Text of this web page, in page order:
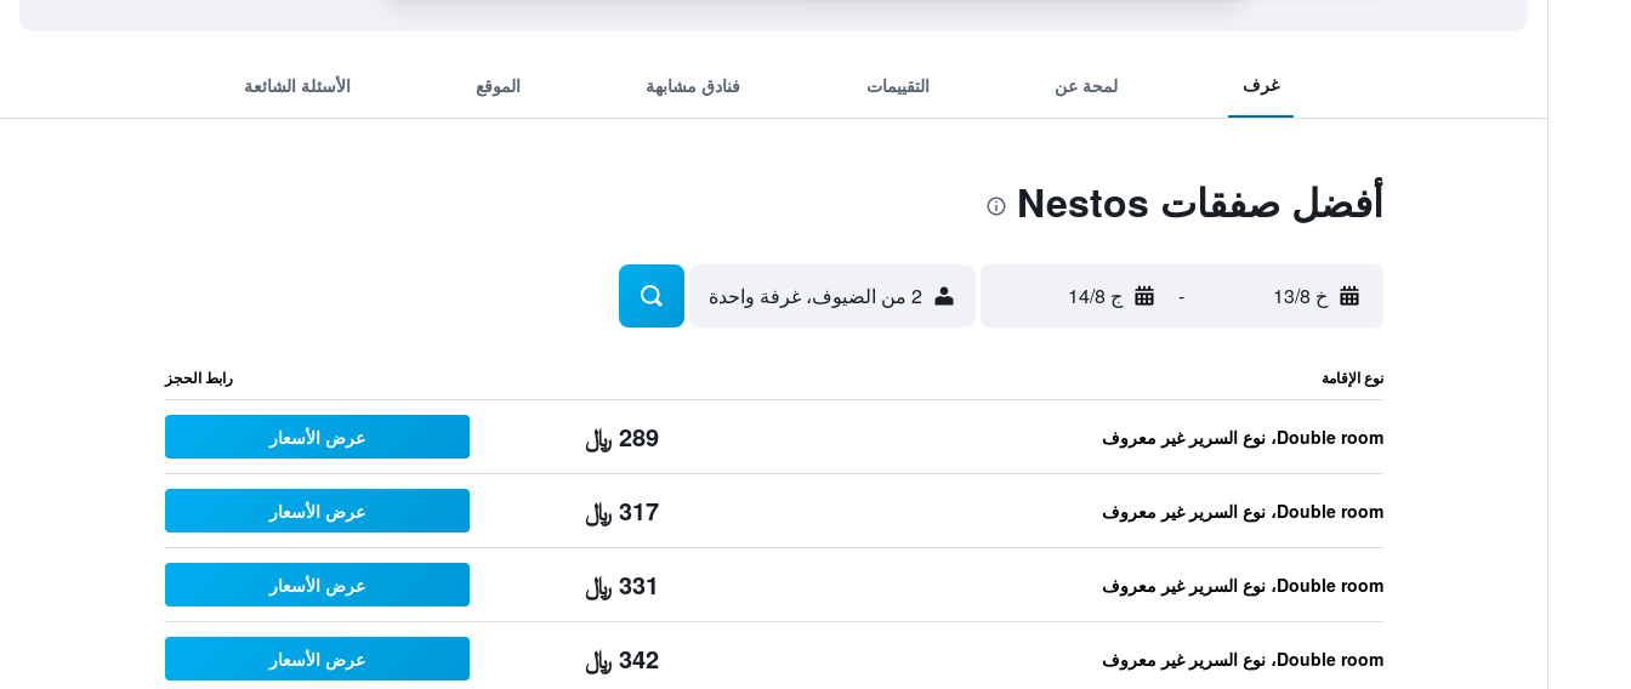
غرف لمحة عن التقييمات فنادق مشابهة الموقع الأسئلة الشائعة
أفضل صفقات Nestos
خ 13/8 - ج 14/8 2 من الضيوف، غرفة واحدة
نوع الإقامة رابط الحجز
Double room، نوع السرير غير معروف 289 ﷼ عرض الأسعار
Double room، نوع السرير غير معروف 317 ﷼ عرض الأسعار
Double room، نوع السرير غير معروف 331 ﷼ عرض الأسعار
Double room، نوع السرير غير معروف 342 ﷼ عرض الأسعار